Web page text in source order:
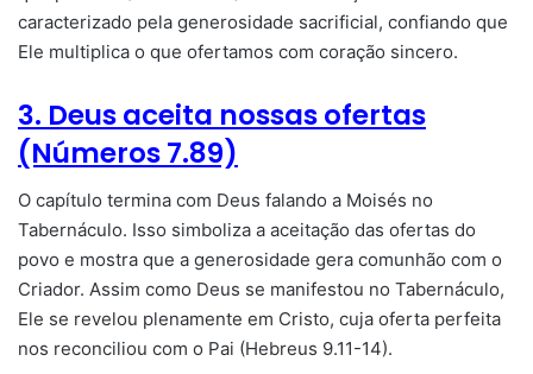
caracterizado pela generosidade sacrificial, confiando que
Ele multiplica o que ofertamos com coração sincero.
3. Deus aceita nossas ofertas
(Números 7.89)
O capítulo termina com Deus falando a Moisés no
Tabernáculo. Isso simboliza a aceitação das ofertas do
povo e mostra que a generosidade gera comunhão com o
Criador. Assim como Deus se manifestou no Tabernáculo,
Ele se revelou plenamente em Cristo, cuja oferta perfeita
nos reconciliou com o Pai (Hebreus 9.11-14).